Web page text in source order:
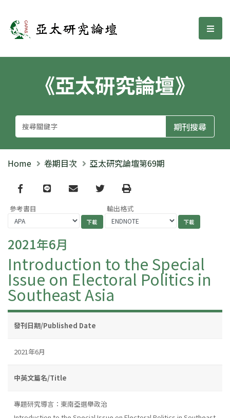
亞太研究論壇 選
《亞太研究論壇》
Home 卷期目次 亞太研究論壇第69期
Facebook
line email TwitterPrint
參考書目 輸出格式
2021年6月
Introduction to the Special
Issue on Electoral Politics in
Southeast Asia
發刊日期/Published Date
2021年6月
中英文篇名/Title
專題研究導言：東南亞選舉政治